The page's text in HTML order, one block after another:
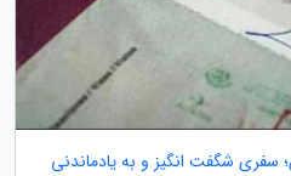
سفری شگفت انگیز و به یادماندنی